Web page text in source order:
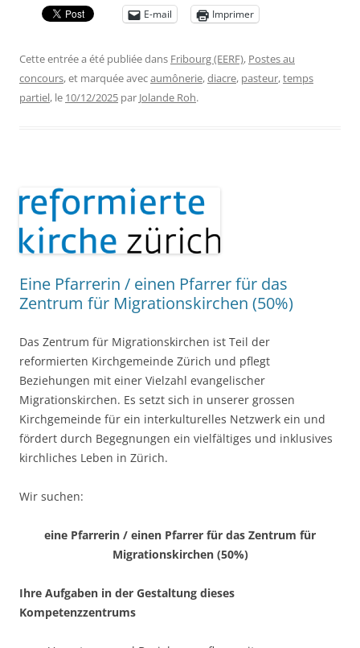
E-mail
Imprimer
Cette entrée a été publiée dans Fribourg (EERF), Postes au
concours, et marquée avecaumônerie,diacre, pasteur,temps
partiel, le 10/12/2025 par Jolande Roh.
Eine Pfarrerin / einen Pfarrer für das
Zentrum für Migrationskirchen (50%)
Das Zentrum für Migrationskirchen ist Teil der
reformierten Kirchgemeinde Zürich und pflegt
Beziehungen mit einer Vielzahl evangelischer
Migrationskirchen. Es setzt sich in unserer grossen
Kirchgemeinde für ein interkulturelles Netzwerk ein und
fördert durch Begegnungen ein vielfältiges und inklusives
kirchliches Leben in Zürich.
Wir suchen:
eine Pfarrerin / einen Pfarrer für das Zentrum für
Migrationskirchen (50%)
Ihre Aufgaben in der Gestaltung dieses
Kompetenzzentrums